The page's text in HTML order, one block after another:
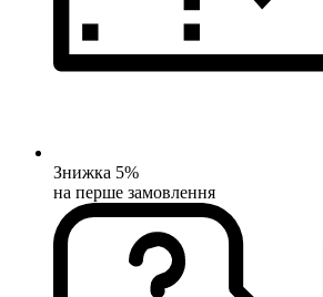
Знижка 5%
на перше замовлення